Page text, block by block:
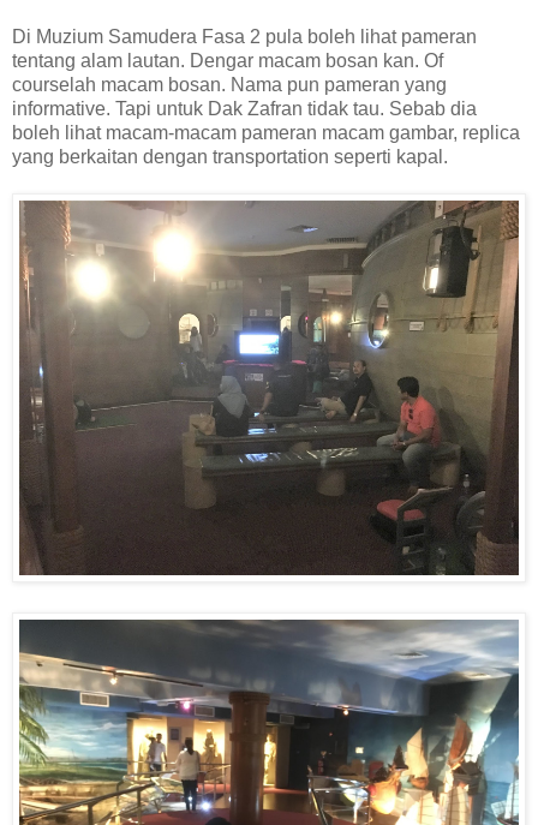
Di Muzium Samudera Fasa 2 pula boleh lihat pameran
tentang alam lautan. Dengar macam bosan kan. Of
courselah macam bosan. Nama pun pameran yang
informative. Tapi untuk Dak Zafran tidak tau. Sebab dia
boleh lihat macam-macam pameran macam gambar, replica
yang berkaitan dengan transportation seperti kapal.